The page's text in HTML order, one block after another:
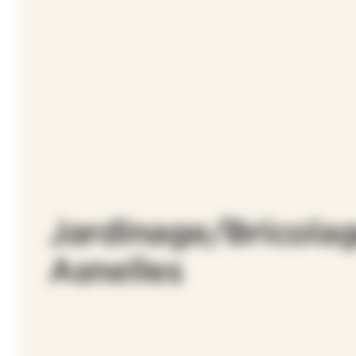
Jardinage/
Asnelles